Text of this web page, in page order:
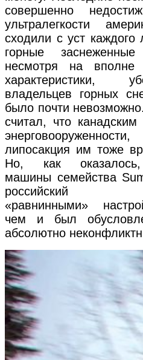
совершенно
ультралегкости
сходили с уст каждого
горные
несмотря на вполне
характеристики,
владельцев горных
было почти
считал, что
липосакция им тоже
Но, как оказалось,
машины семейства
«равнинными»
чем и был
абсолютно